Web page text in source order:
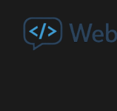
treści